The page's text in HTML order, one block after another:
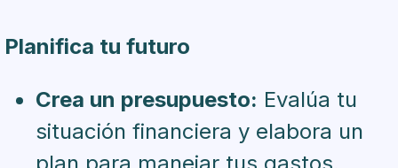
Planifica tu futuro
Crea un presupuesto: Evalúa tu
situación financiera y elabora un